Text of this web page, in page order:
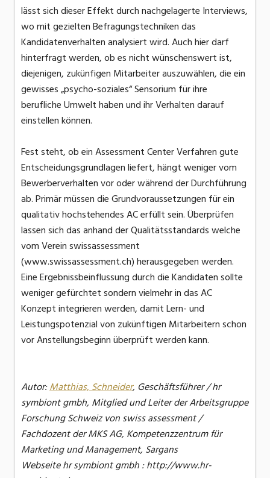
lässt sich dieser Effekt durch nachgelagerte Interviews,
wo mit gezielten Befragungstechniken das
Kandidatenverhalten analysiert wird. Auch hier darf
hinterfragt werden, ob es nicht wünschenswert ist,
diejenigen, zukünfigen Mitarbeiter auszuwählen, die ein
gewisses „psycho-soziales“ Sensorium für ihre
berufliche Umwelt haben und ihr Verhalten darauf
einstellen können.
Fest steht, ob ein Assessment Center Verfahren gute
Entscheidungsgrundlagen liefert, hängt weniger vom
Bewerberverhalten vor oder während der Durchführung
ab. Primär müssen die Grundvoraussetzungen für ein
qualitativ hochstehendes AC erfüllt sein. Überprüfen
lassen sich das anhand der Qualitätsstandards welche
vom Verein swissassessment
(www.swissassessment.ch) herausgegeben werden.
Eine Ergebnissbeinflussung durch die Kandidaten sollte
weniger gefürchtet sondern vielmehr in das AC
Konzept integrieren werden, damit Lern- und
Leistungspotenzial von zukünftigen Mitarbeitern schon
vor Anstellungsbeginn überprüft werden kann.
Autor:Matthias, Schneider, Geschäftsführer / hr
symbiont gmbh, Mitglied und Leiter der Arbeitsgruppe
Forschung Schweiz von swiss assessment /
Fachdozent der MKS AG, Kompetenzzentrum für
Marketing und Management, Sargans
Webseite hr symbiont gmbh : http://www.hr-